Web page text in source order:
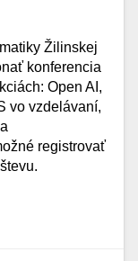
Žilinskej
konferencia
Open AI,
vo vzdelávaní,
registrovať